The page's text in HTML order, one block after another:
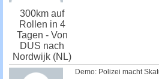
300km auf
Rollen in 4
Tagen - Von
DUS nach
Nordwijk (NL)
Demo: Polizei macht